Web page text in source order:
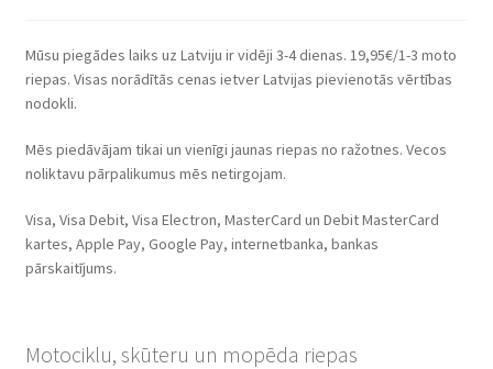
Mūsu piegādes laiks uz Latviju ir vidēji 3-4 dienas. 19,95€/1-3 moto
riepas. Visas norādītās cenas ietver Latvijas pievienotās vērtības
nodokli.
Mēs piedāvājam tikai un vienīgi jaunas riepas no ražotnes. Vecos
noliktavu pārpalikumus mēs netirgojam.
Visa, Visa Debit, Visa Electron, MasterCard un Debit MasterCard
kartes, Apple Pay, Google Pay, internetbanka, bankas
pārskaitījums.
Motociklu, skūteru un mopēda riepas